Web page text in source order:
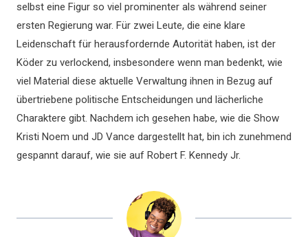
selbst eine Figur so viel prominenter als während seiner
ersten Regierung war. Für zwei Leute, die eine klare
Leidenschaft für herausfordernde Autorität haben, ist der
Köder zu verlockend, insbesondere wenn man bedenkt, wie
viel Material diese aktuelle Verwaltung ihnen in Bezug auf
übertriebene politische Entscheidungen und lächerliche
Charaktere gibt. Nachdem ich gesehen habe, wie die Show
Kristi Noem und JD Vance dargestellt hat, bin ich zunehmend
gespannt darauf, wie sie auf Robert F. Kennedy Jr.